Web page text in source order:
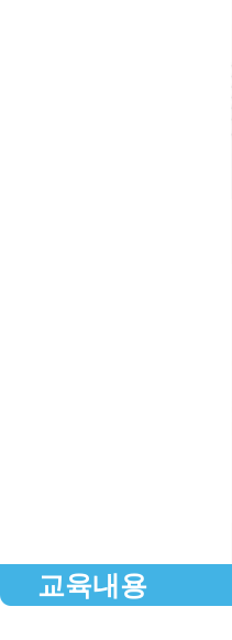
교육내용